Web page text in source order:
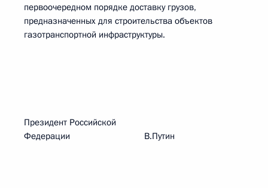
первоочередном порядке доставку грузов,
предназначенных для строительства объектов
газотранспортной инфраструктуры.
Президент Российской
Федерации В.Путин